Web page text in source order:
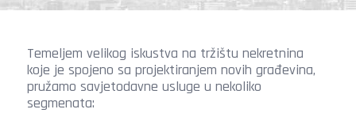
Temeljem velikog iskustva na tržištu nekretnina
koje je spojeno sa projektiranjem novih građevina,
pružamo savjetodavne usluge u nekoliko
segmenata: